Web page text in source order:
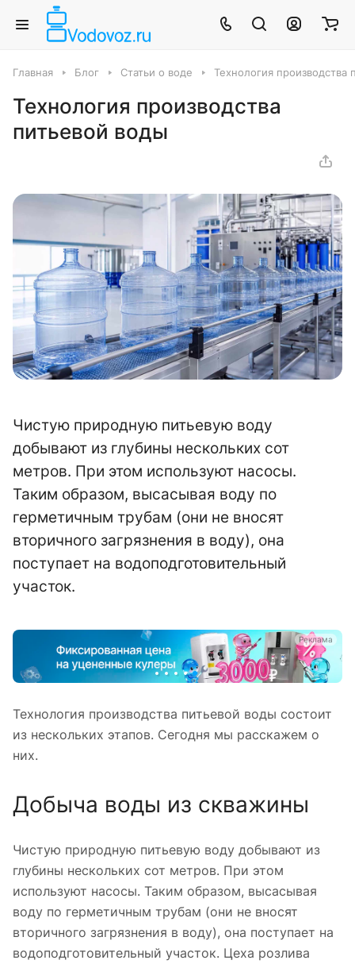
Главная Блог Статьи о воде Технология производства
Технология производства
питьевой воды
Чистую природную питьевую воду
добывают из глубины нескольких сот
метров. При этом используют насосы.
Таким образом, высасывая воду по
герметичным трубам (они не вносят
вторичного загрязнения в воду), она
поступает на водоподготовительный
участок.
Реклама
Технология производства питьевой воды состоит
из нескольких этапов. Сегодня мы расскажем о
них.
Добыча воды из скважины
Чистую природную питьевую воду добывают из
глубины нескольких сот метров. При этом
используют насосы. Таким образом, высасывая
воду по герметичным трубам (они не вносят
вторичного загрязнения в воду), она поступает на
водоподготовительный участок. Цеха розлива